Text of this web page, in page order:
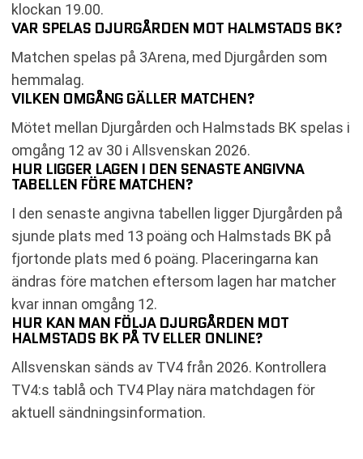
klockan 19.00.
VAR SPELAS DJURGÅRDEN MOT HALMSTADS BK?
Matchen spelas på 3Arena, med Djurgården som
hemmalag.
VILKEN OMGÅNG GÄLLER MATCHEN?
Mötet mellan Djurgården och Halmstads BK spelas i
omgång 12 av 30 i Allsvenskan 2026.
HUR LIGGER LAGEN I DEN SENASTE ANGIVNA
TABELLEN FÖRE MATCHEN?
I den senaste angivna tabellen ligger Djurgården på
sjunde plats med 13 poäng och Halmstads BK på
fjortonde plats med 6 poäng. Placeringarna kan
ändras före matchen eftersom lagen har matcher
kvar innan omgång 12.
HUR KAN MAN FÖLJA DJURGÅRDEN MOT
HALMSTADS BK PÅ TV ELLER ONLINE?
Allsvenskan sänds av TV4 från 2026. Kontrollera
TV4:s tablå och TV4 Play nära matchdagen för
aktuell sändningsinformation.